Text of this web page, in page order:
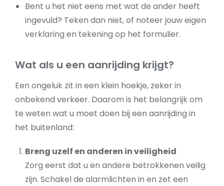
Bent u het niet eens met wat de ander heeft
ingevuld? Teken dan niet, of noteer jouw eigen
verklaring en tekening op het formulier.
Wat als u een aanrijding krijgt?
Een ongeluk zit in een klein hoekje, zeker in
onbekend verkeer. Daarom is het belangrijk om
te weten wat u moet doen bij een aanrijding in
het buitenland:
Breng uzelf en anderen in veiligheid
Zorg eerst dat u en andere betrokkenen veilig
zijn. Schakel de alarmlichten in en zet een